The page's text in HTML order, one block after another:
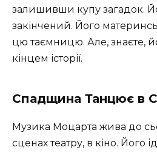
залишивши купу загадок.
закінчений. Його
цю таємницю. Але, знаєте,
кінцем історії.
Спадщина Танцює в
Музика Моцарта жива до
сценах театру, в кіно. Його